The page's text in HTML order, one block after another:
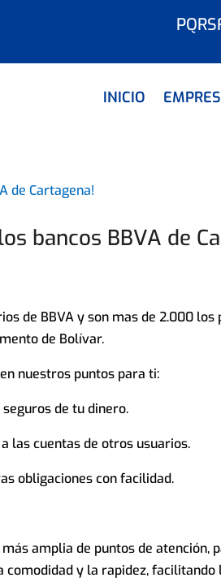
INICIO
bancos BBVA de
de BBVA y son mas de 2.000
de Bolívar.
nuestros puntos para ti:
de tu dinero.
las cuentas de otros usuarios.
obligaciones con facilidad.
más amplia de puntos de atención,
y la rapidez, facilitando